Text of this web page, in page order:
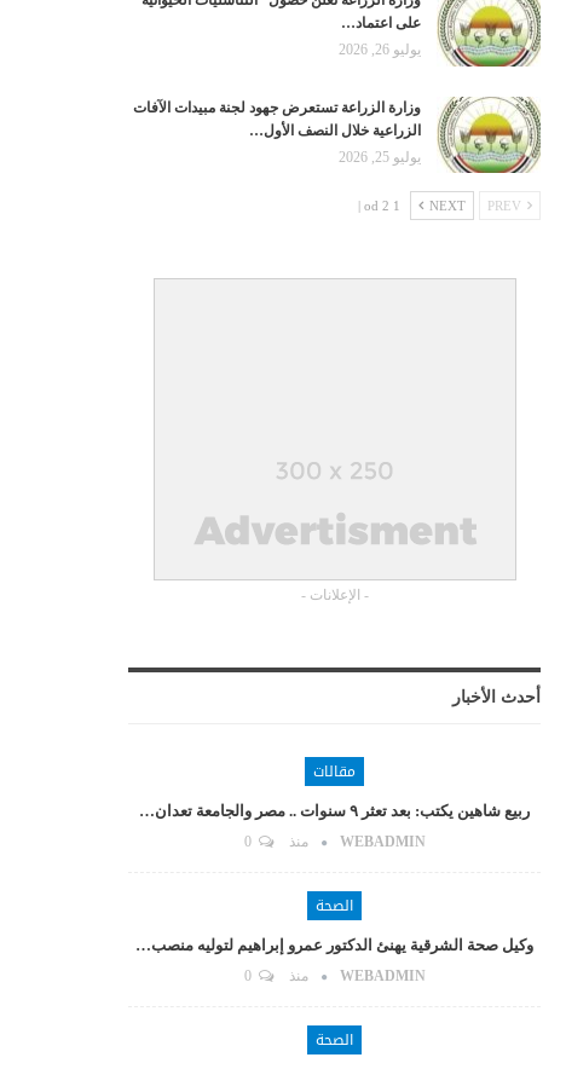
على اعتماد…
يوليو 26, 2026
وزارة الزراعة تستعرض جهود لجنة مبيدات الآفات
الزراعية خلال النصف الأول…
يوليو 25, 2026
NEXT
1 od 2 |
- الإعلانات -
أحدث الأخبار
مقالات
ربيع شاهين يكتب: بعد تعثر ٩ سنوات .. مصر والجامعة تعدان…
WEBADMIN منذ 0
الصحة
وكيل صحة الشرقية يهنئ الدكتور عمرو إبراهيم لتوليه منصب…
WEBADMIN منذ 0
الصحة